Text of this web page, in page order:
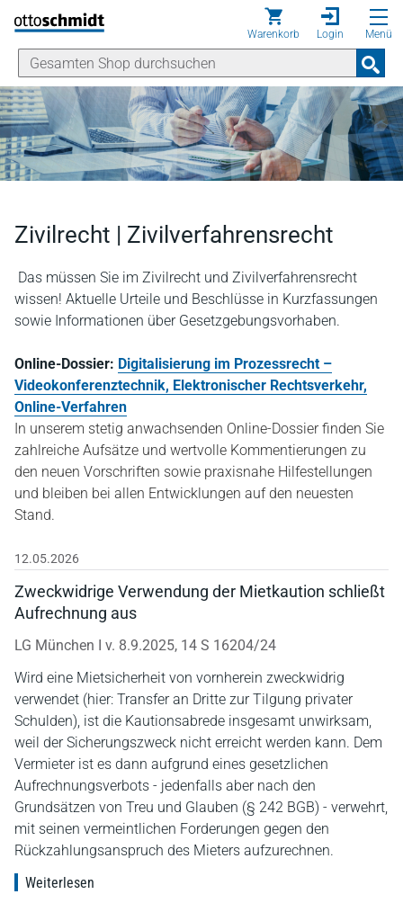
Direkt zum Inhalt
Warenkorb Login Menü
Zivilrecht | Zivilverfahrensrecht
Das müssen Sie im Zivilrecht und Zivilverfahrensrecht
wissen! Aktuelle Urteile und Beschlüsse in Kurzfassungen
sowie Informationen über Gesetzgebungsvorhaben.
Online-Dossier: Digitalisierung im Prozessrecht –
Videokonferenztechnik, Elektronischer Rechtsverkehr,
Online-Verfahren
In unserem stetig anwachsenden Online-Dossier finden Sie
zahlreiche Aufsätze und wertvolle Kommentierungen zu
den neuen Vorschriften sowie praxisnahe Hilfestellungen
und bleiben bei allen Entwicklungen auf den neuesten
Stand.
12.05.2026
Zweckwidrige Verwendung der Mietkaution schließt
Aufrechnung aus
LG München I v. 8.9.2025, 14 S 16204/24
Wird eine Mietsicherheit von vornherein zweckwidrig
verwendet (hier: Transfer an Dritte zur Tilgung privater
Schulden), ist die Kautionsabrede insgesamt unwirksam,
weil der Sicherungszweck nicht erreicht werden kann. Dem
Vermieter ist es dann aufgrund eines gesetzlichen
Aufrechnungsverbots - jedenfalls aber nach den
Grundsätzen von Treu und Glauben (§ 242 BGB) - verwehrt,
mit seinen vermeintlichen Forderungen gegen den
Rückzahlungsanspruch des Mieters aufzurechnen.
Weiterlesen